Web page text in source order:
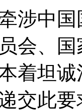
涉中
会、
着坦
交此要